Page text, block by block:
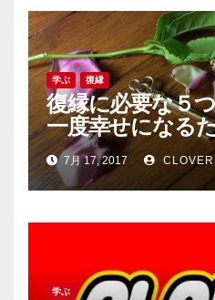
学ぶ 復縁
復縁に必要な５
一度幸せになる
きこと。
7月 17, 2017 CLOVER
学ぶ